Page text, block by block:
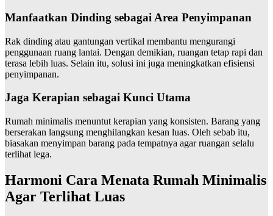
Manfaatkan Dinding sebagai Area Penyimpanan
Rak dinding atau gantungan vertikal membantu mengurangi
penggunaan ruang lantai. Dengan demikian, ruangan tetap rapi dan
terasa lebih luas. Selain itu, solusi ini juga meningkatkan efisiensi
penyimpanan.
Jaga Kerapian sebagai Kunci Utama
Rumah minimalis menuntut kerapian yang konsisten. Barang yang
berserakan langsung menghilangkan kesan luas. Oleh sebab itu,
biasakan menyimpan barang pada tempatnya agar ruangan selalu
terlihat lega.
Harmoni Cara Menata Rumah Minimalis
Agar Terlihat Luas